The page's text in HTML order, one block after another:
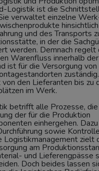
Logistik ist die
verwaltet einzelne
und des Transports
in der die
werden. Demnach regelt
Warenfluss innerhalb der
ist für die Versorgung von
den Lieferanten bis zu
im Werk.
betrifft alle Prozesse,
der für die Produktion
einhergehen.
sowie
Logistikmanagement zielt
am
und Lieferengpässe
Doch beides lassen